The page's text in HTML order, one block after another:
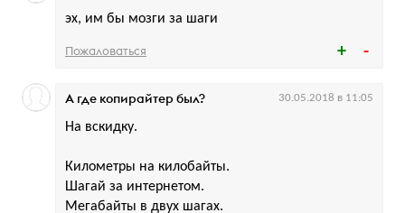
эх, им бы мозги за шаги
Пожаловаться
На вскидку.
Километры на килобайты.
Шагай за интернетом.
Мегабайты в двух шагах.
А где копирайтер был? 30.05.2018 в 11:05